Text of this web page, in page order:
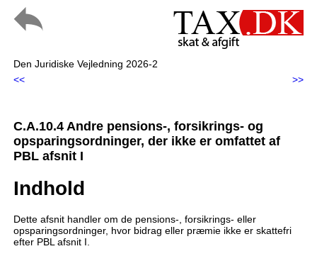
Den Juridiske Vejledning 2026-2
<<
>>
C.A.10.4 Andre pensions-, forsikrings- og
opsparingsordninger, der ikke er omfattet af
PBL afsnit I
Indhold
Dette afsnit handler om de pensions-, forsikrings- eller
opsparingsordninger, hvor bidrag eller præmie ikke er skattefri
efter PBL afsnit I.